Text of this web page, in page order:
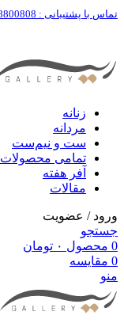
تماس با پشتیبانی : 02188800808
زنانه
مردانه
ست‌ و نیم‌ست
تمامی محصولات
آفر هفته
مقالات
ورود / عضویت
جستجو
0 محصول ۰ تومان
0 مقایسه
منو